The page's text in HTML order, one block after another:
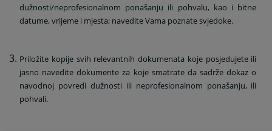
dužnosti/neprofesionalnom ponašanju ili pohvalu, kao i bitne
datume, vrijeme i mjesta; navedite Vama poznate svjedoke.
Priložite kopije svih relevantnih dokumenata koje posjedujete ili
jasno navedite dokumente za koje smatrate da sadrže dokaz o
navodnoj povredi dužnosti ili neprofesionalnom ponašanju, ili
pohvali.